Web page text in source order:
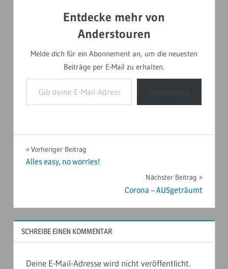
Entdecke mehr von
Anderstouren
Melde dich für ein Abonnement an, um die neuesten
Beiträge per E-Mail zu erhalten.
Gib deine E-Mail-Adresse ein ...
AUSTRALIEN
2019
Beitragsnavigation
Vorheriger Beitrag
Alles easy, no worries!
Nächster Beitrag
Corona – AUSgeträumt
SCHREIBE EINEN KOMMENTAR
Deine E-Mail-Adresse wird nicht veröffentlicht.